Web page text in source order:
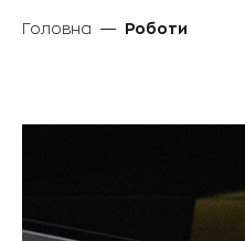
Головна Роботи